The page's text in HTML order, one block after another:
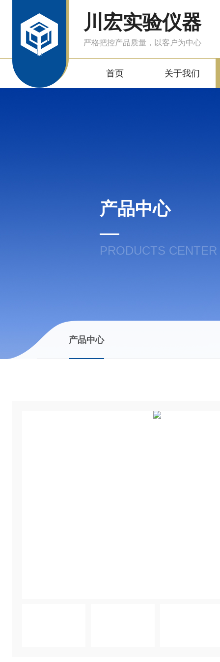
川宏实验仪器
严格把控产品质量，以客户为中心
首页 关于我们
产品中心
PRODUCTS CENTER
产品中心